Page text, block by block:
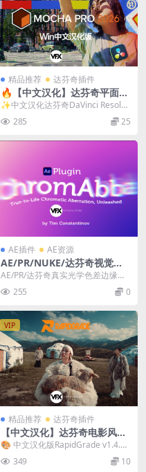
精品推荐 达芬奇插件
🔥【中文汉化】达芬奇平面跟
踪摩卡插件 Mocha Pro 2026.
0.3 Win OFX版（一键安装 ·
稳定可用 · 专业级视觉追踪）
✨中文汉化达芬奇DaVinci Resolve
平面跟踪与对象移除旗舰插件 Mo
c... 285 25
AE插件 AE资源
AE/PR/NUKE/达芬奇视觉色
差效果插件 Chromabba V1.
AE/PR/达芬奇真实光学色差边缘效
果插件 Chromabba Chromabb...
255 0
VIP
精品推荐 达芬奇插件
【中文汉化】达芬奇电影风格
视频调色插件 Rapidgrade v
🎨 中文汉化版RapidGrade v1.4.12
达芬奇电影调色插件 ｜一键电...
349 10